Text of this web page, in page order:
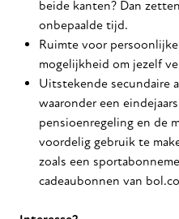
beide kanten? Dan
onbepaalde tijd.
Ruimte voor
mogelijkheid om jezelf
Uitstekende secundaire
waaronder een
pensioenregeling en de
voordelig gebruik te
zoals een
cadeaubonnen van